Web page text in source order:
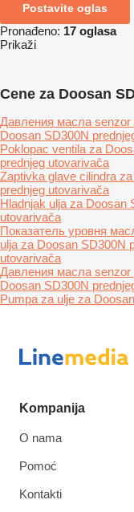
Postavite oglas
Pronađeno: 17 oglasa
Prikaži
Cene za Doosan
Давления масла senzor
Doosan SD300N
Poklopac ventila za
prednjeg utovarivača
Zaptivka glave cilindra
prednjeg utovarivača
Hladnjak ulja za Doosan
utovarivača
Показатель уровня
ulja za Doosan SD300N
utovarivača
Давления масла senzor
Doosan SD300N
Pumpa za ulje za
Kompanija
O nama
Pomoć
Kontakti